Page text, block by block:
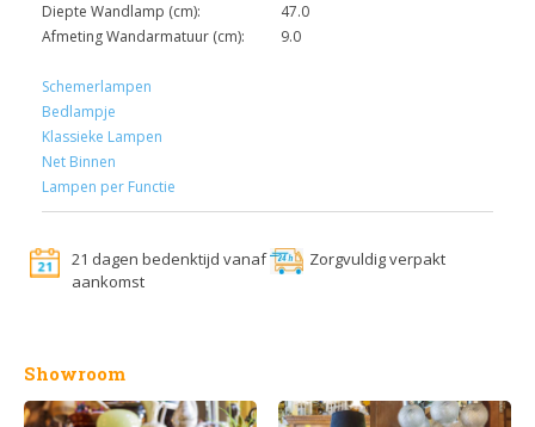
Diepte Wandlamp (cm):
47.0
Afmeting Wandarmatuur (cm):
9.0
Schemerlampen
Bedlampje
Klassieke Lampen
Net Binnen
Lampen per Functie
21 dagen bedenktijd vanaf
aankomst
Zorgvuldig verpakt
Showroom